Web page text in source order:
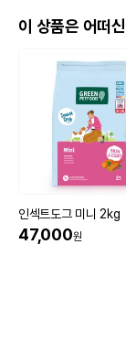
이 상품은 어떠
인섹트도그 미니 2kg
47,000원